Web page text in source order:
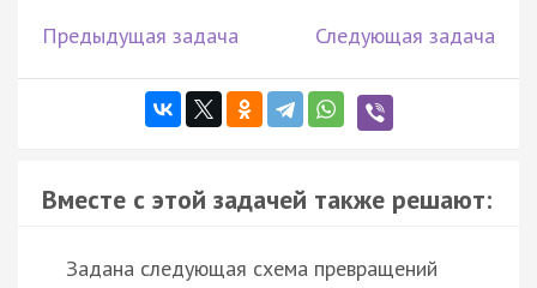
Предыдущая задача Следующая задача
Вместе с этой задачей также решают:
Задана следующая схема превращений